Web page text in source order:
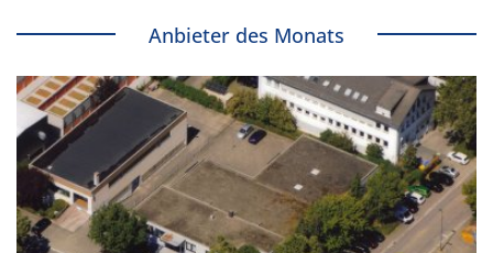
Anbieter des Monats